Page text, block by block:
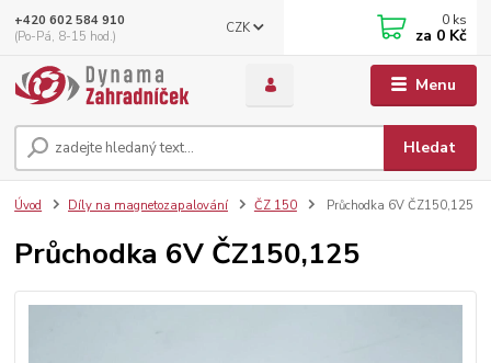
Menu
CZK
Hledat
+420 602 584 910
(Po-Pá, 8-15 hod.)
0 ks
za 0 Kč
Úvod Díly na magnetozapalování ČZ 150 Průchodka 6V ČZ150,125
Průchodka 6V ČZ150,125